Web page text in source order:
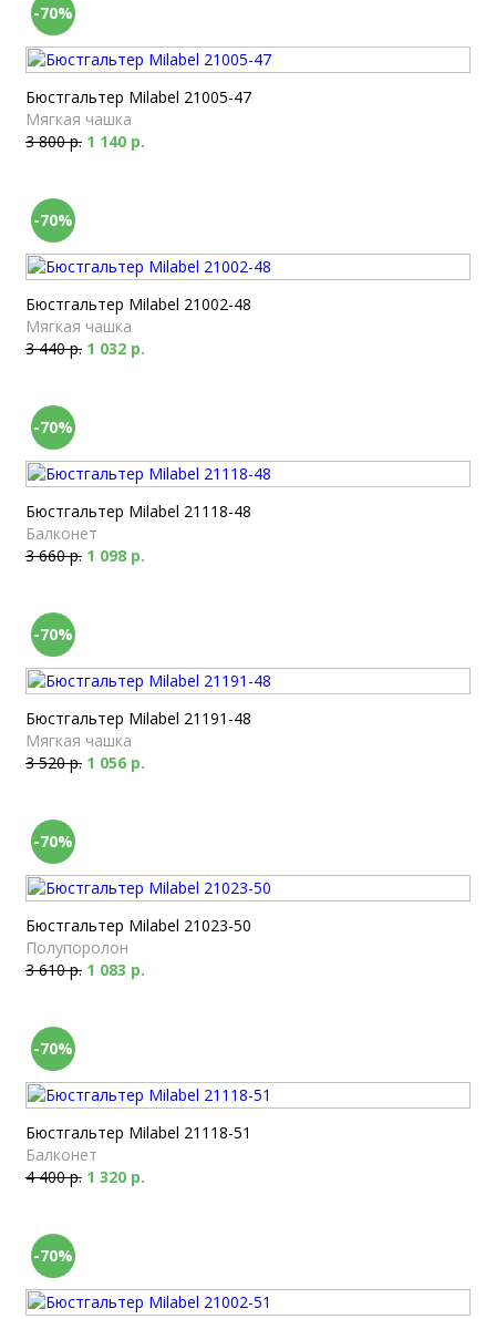
-70%
Бюстгальтер Milabel 21005-47
Мягкая чашка
3 800 р. 1 140 р.
-70%
Бюстгальтер Milabel 21002-48
Мягкая чашка
3 440 р. 1 032 р.
-70%
Бюстгальтер Milabel 21118-48
Балконет
3 660 р. 1 098 р.
-70%
Бюстгальтер Milabel 21191-48
Мягкая чашка
3 520 р. 1 056 р.
-70%
Бюстгальтер Milabel 21023-50
Полупоролон
3 610 р. 1 083 р.
-70%
Бюстгальтер Milabel 21118-51
Балконет
4 400 р. 1 320 р.
-70%